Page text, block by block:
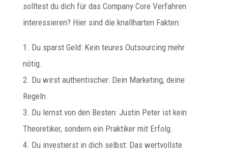
solltest du dich für das Company Core Verfahren
interessieren? Hier sind die knallharten Fakten:
1. Du sparst Geld: Kein teures Outsourcing mehr
nötig.
2. Du wirst authentischer: Dein Marketing, deine
Regeln.
3. Du lernst von den Besten: Justin Peter ist kein
Theoretiker, sondern ein Praktiker mit Erfolg.
4. Du investierst in dich selbst: Das wertvollste